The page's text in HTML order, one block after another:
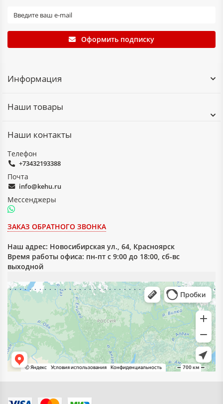
Оформить подписку
Информация
Наши товары
Наши контакты
Телефон
+73432193388
Почта
info@kehu.ru
Мессенджеры
ЗАКАЗ ОБРАТНОГО ЗВОНКА
Наш адрес: Новосибирская ул., 64, Красноярск
Время работы офиса: пн-пт с 9:00 до 18:00, сб-вс
выходной